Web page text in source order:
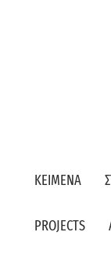
ΚΕΙΜΕΝΑ
PROJECTS